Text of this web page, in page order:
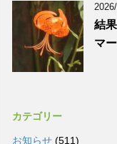
結
マ
カテゴリー
お知らせ (511)